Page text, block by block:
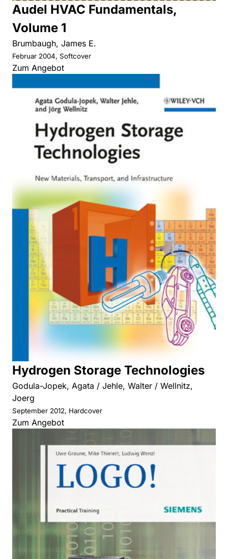
Audel HVAC Fundamentals,
Volume 1
Brumbaugh, James E.
Februar 2004, Softcover
Zum Angebot
Hydrogen Storage Technologies
Godula-Jopek, Agata / Jehle, Walter / Wellnitz,
Joerg
September 2012, Hardcover
Zum Angebot